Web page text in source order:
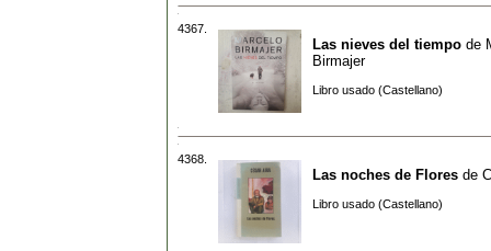
4367.
Las nieves del tiempo de
Birmajer
Libro usado (Castellano)
4368.
Las noches de Flores de
Libro usado (Castellano)